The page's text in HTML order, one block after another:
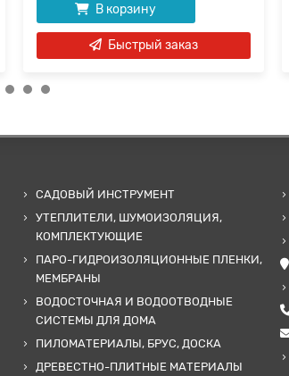
В корзину
Быстрый заказ
САДОВЫЙ ИНСТРУМЕНТ
УТЕПЛИТЕЛИ, ШУМОИЗОЛЯЦИЯ,
КОМПЛЕКТУЮЩИЕ
ПАРО-ГИДРОИЗОЛЯЦИОННЫЕ ПЛЕНКИ,
МЕМБРАНЫ
ВОДОСТОЧНАЯ И ВОДООТВОДНЫЕ
СИСТЕМЫ ДЛЯ ДОМА
ПИЛОМАТЕРИАЛЫ, БРУС, ДОСКА
ДРЕВЕСТНО-ПЛИТНЫЕ МАТЕРИАЛЫ